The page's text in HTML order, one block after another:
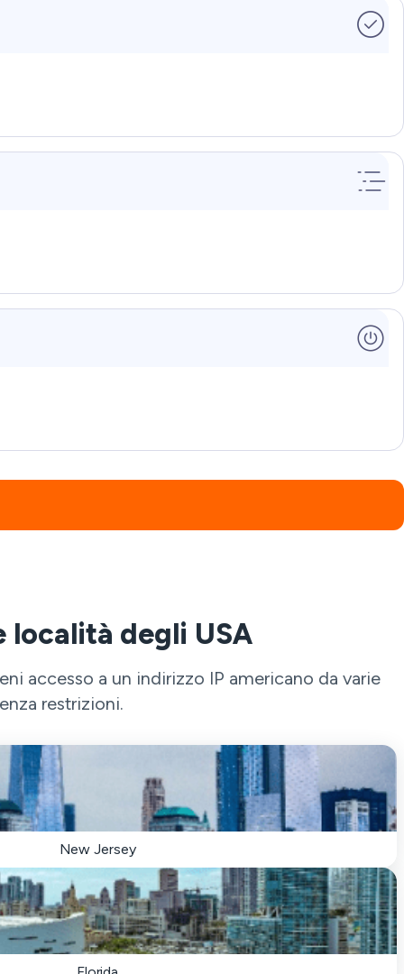
località degli USA
accesso a un indirizzo IP americano da varie
restrizioni.
New Jersey